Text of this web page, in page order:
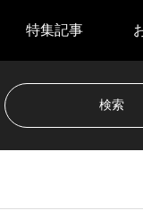
特集記事